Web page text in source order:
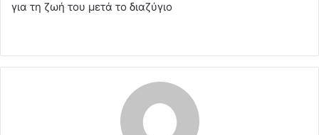
για τη ζωή του μετά το διαζύγιο